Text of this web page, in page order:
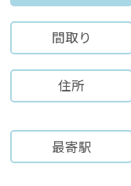
間取り
住所
最寄駅